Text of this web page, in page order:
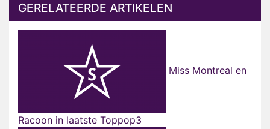
GERELATEERDE ARTIKELEN
Miss Montreal en
Racoon in laatste Toppop3